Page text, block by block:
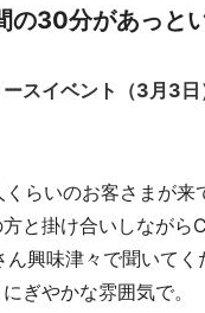
の30分があっと
スイベント（3月3
いのお客さまが来
と掛け合いしながら
興味津々で聞いてく
ぎやかな雰囲気で。